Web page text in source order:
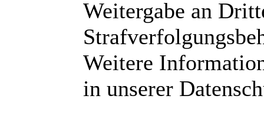
Weitergabe an
Weitere
in unserer